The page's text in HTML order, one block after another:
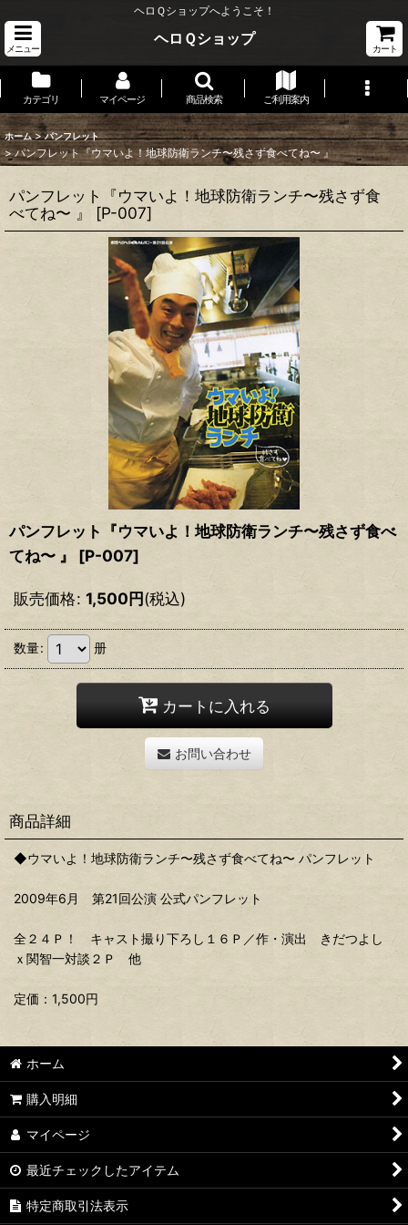
ヘロＱショップへようこそ！
メニュー
ヘロＱショップ
カート
カテゴリ マイページ 商品検索 ご利用案内
ホーム > パンフレット
> パンフレット『ウマいよ！地球防衛ランチ〜残さず食べてね〜 』
パンフレット『ウマいよ！地球防衛ランチ〜残さず食
べてね〜 』
[P-007]
パンフレット『ウマいよ！地球防衛ランチ〜残さず食べ
てね〜 』
[P-007]
販売価格: 1,500円(税込)
数量: 册
カートに入れる
お問い合わせ
商品詳細
◆ウマいよ！地球防衛ランチ〜残さず食べてね〜 パンフレット
2009年6月 第21回公演 公式パンフレット
全２４Ｐ！ キャスト撮り下ろし１６Ｐ／作・演出 きだつよし
ｘ関智一対談２Ｐ 他
定価：1,500円
ホーム
購入明細
マイページ
最近チェックしたアイテム
特定商取引法表示